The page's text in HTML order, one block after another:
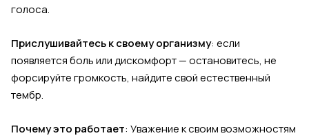
голоса.
Прислушивайтесь к своему организму: если
появляется боль или дискомфорт — остановитесь, не
форсируйте громкость, найдите свой естественный
тембр.
Почему это работает: Уважение к своим возможностям